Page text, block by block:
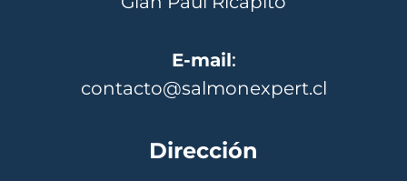
E-mail:
contacto@salmonexpert.cl
Dirección